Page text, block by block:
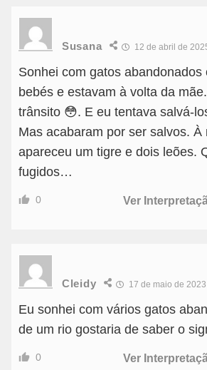
Susana 12 de abril de
Sonhei com gatos abandonados
bebés e estavam à volta da
trânsito 😳. E eu tentava salvá-
Mas acabaram por ser salvos. À
apareceu um tigre e dois leões.
fugidos…
0 Ver
Cleidy 17 de maio de
Eu sonhei com vários gatos
de um rio gostaria de saber o
0 Ver